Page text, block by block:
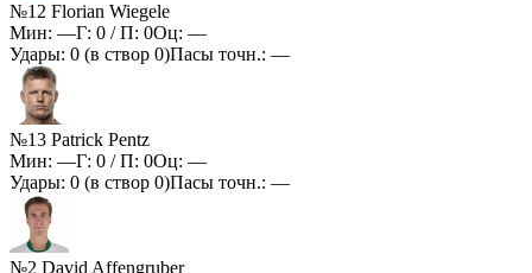
№12 Florian Wiegele
Мин: —Г: 0 / П: 0Оц: —
Удары: 0 (в створ 0)Пасы точн.: —
№13 Patrick Pentz
Мин: —Г: 0 / П: 0Оц: —
Удары: 0 (в створ 0)Пасы точн.: —
№2 David Affengruber